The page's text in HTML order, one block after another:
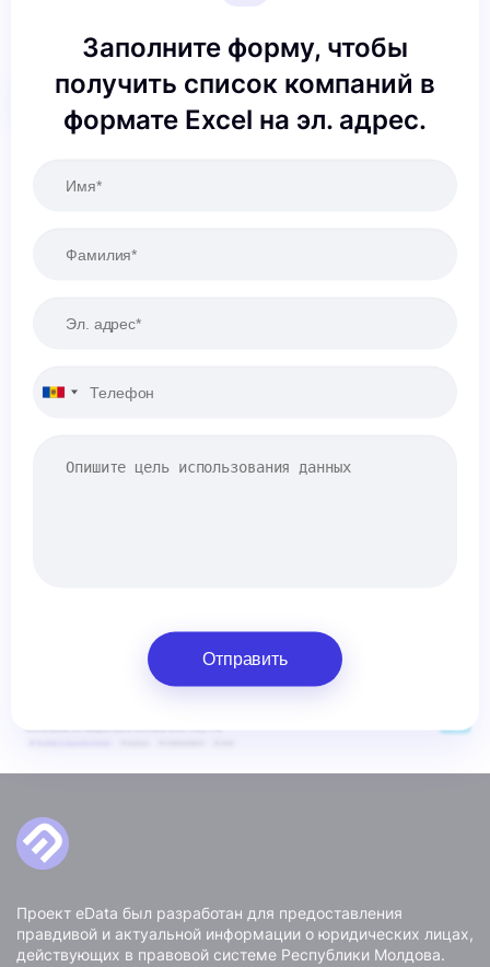
Сбросить Применить
Заполните форму, чтобы
получить список компаний в
формате Excel на эл. адрес.
Отправить
Проект eData был разработан для предоставления
правдивой и актуальной информации о юридических лицах,
действующих в правовой системе Республики Молдова.